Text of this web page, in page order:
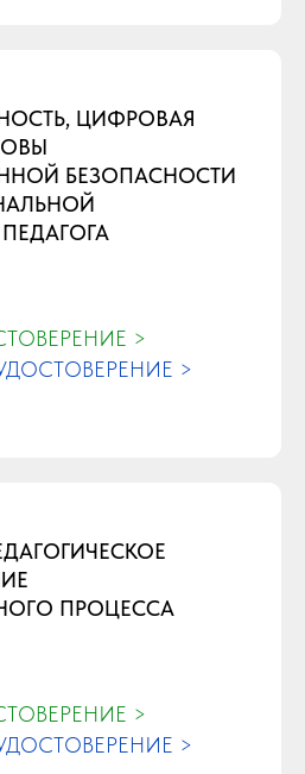
ЦИФРОВАЯ
БЕЗОПАСНОСТИ
>
>
ПРОЦЕССА
>
>